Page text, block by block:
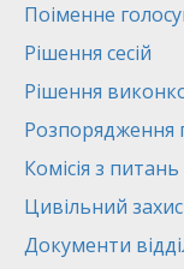
Поіменне
Рішення сесій
Рішення
Розпорядження
Комісія з
Цивільний
Документи